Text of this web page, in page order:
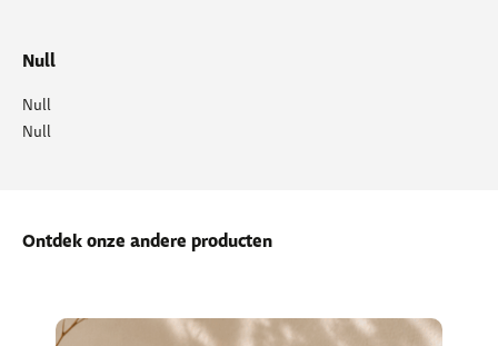
Null
Null
Null
Ontdek onze andere producten